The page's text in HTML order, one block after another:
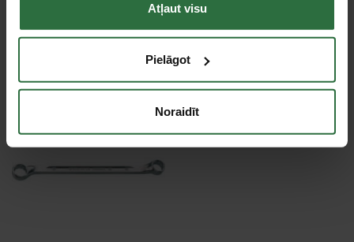
Atļaut visu
Pielāgot
Noraidīt
Failed to load product list.